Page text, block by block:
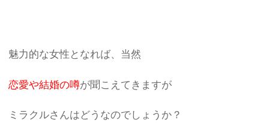
魅力的な女性となれば、当然
恋愛や結婚の噂が聞こえてきますが
ミラクルさんはどうなのでしょうか？